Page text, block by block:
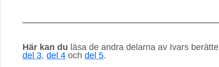
Här kan du läsa de andra delarna av Ivars
del 3, del 4 och del 5.